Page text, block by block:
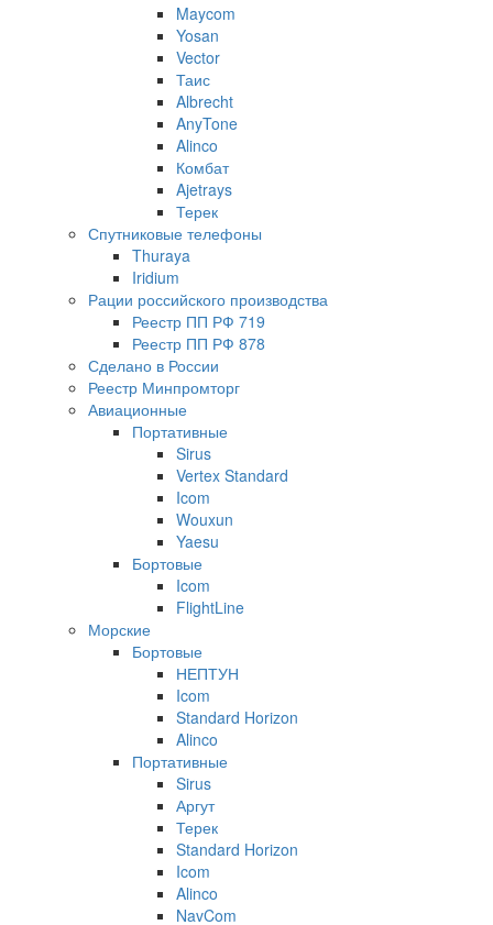
Maycom
Yosan
Vector
Таис
Albrecht
AnyTone
Alinco
Комбат
Ajetrays
Терек
Спутниковые телефоны
Thuraya
Iridium
Рации российского производства
Реестр ПП РФ 719
Реестр ПП РФ 878
Сделано в России
Реестр Минпромторг
Авиационные
Портативные
Sirus
Vertex Standard
Icom
Wouxun
Yaesu
Бортовые
Icom
FlightLine
Морские
Бортовые
НЕПТУН
Icom
Standard Horizon
Alinco
Портативные
Sirus
Аргут
Терек
Standard Horizon
Icom
Alinco
NavCom